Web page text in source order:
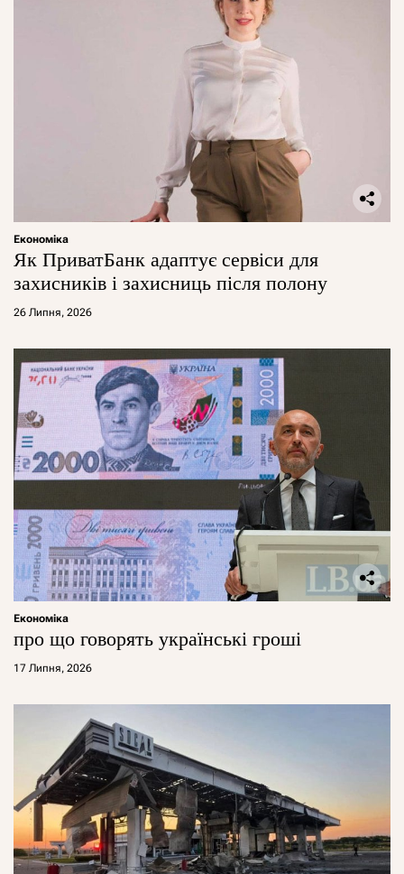
Економіка
Як ПриватБанк адаптує сервіси для
захисників і захисниць після полону
26 Липня, 2026
Економіка
про що говорять українські гроші
17 Липня, 2026